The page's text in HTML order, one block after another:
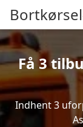
Få 3
Indhent 3